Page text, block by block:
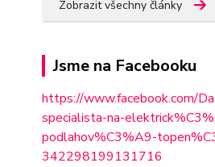
Zobrazit všechny články
Jsme na Facebooku
https://www.facebook.com/
specialista-na-
podlahov%C3%A9-
342298199131716